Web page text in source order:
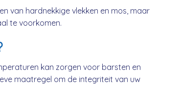
van hardnekkige vlekken en mos, maar
te voorkomen.
kan zorgen voor barsten en
maatregel om de integriteit van uw